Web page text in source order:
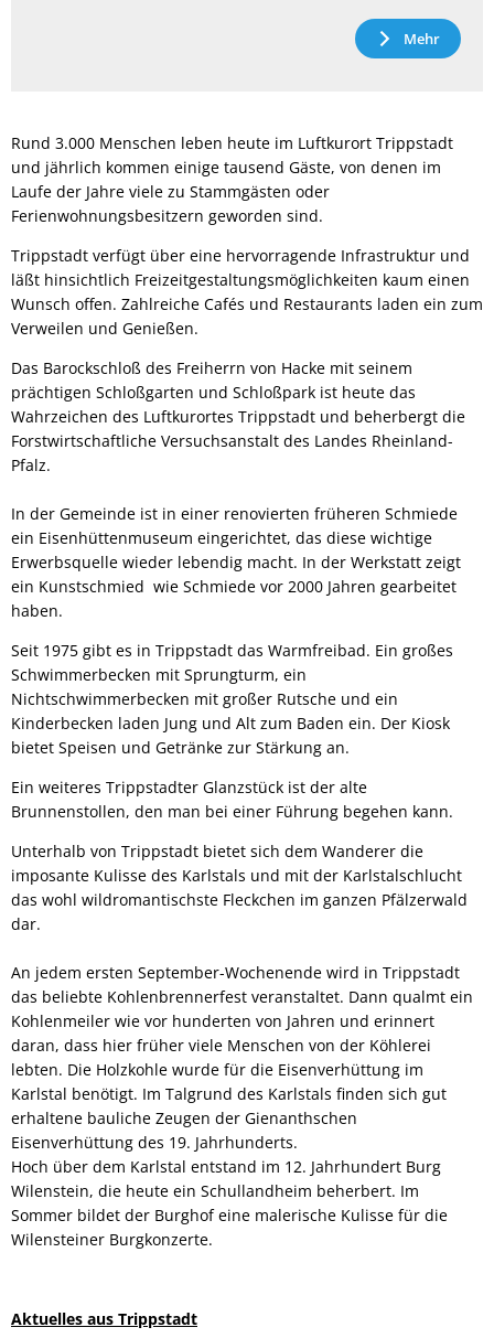
Mehr
Rund 3.000 Menschen leben heute im Luftkurort Trippstadt
und jährlich kommen einige tausend Gäste, von denen im
Laufe der Jahre viele zu Stammgästen oder
Ferienwohnungsbesitzern geworden sind.
Trippstadt verfügt über eine hervorragende Infrastruktur und
läßt hinsichtlich Freizeitgestaltungsmöglichkeiten kaum einen
Wunsch offen. Zahlreiche Cafés und Restaurants laden ein zum
Verweilen und Genießen.
Das Barockschloß des Freiherrn von Hacke mit seinem
prächtigen Schloßgarten und Schloßpark ist heute das
Wahrzeichen des Luftkurortes Trippstadt und beherbergt die
Forstwirtschaftliche Versuchsanstalt des Landes Rheinland-
Pfalz.
In der Gemeinde ist in einer renovierten früheren Schmiede
ein Eisenhüttenmuseum eingerichtet, das diese wichtige
Erwerbsquelle wieder lebendig macht. In der Werkstatt zeigt
ein Kunstschmied wie Schmiede vor 2000 Jahren gearbeitet
haben.
Seit 1975 gibt es in Trippstadt das Warmfreibad. Ein großes
Schwimmerbecken mit Sprungturm, ein
Nichtschwimmerbecken mit großer Rutsche und ein
Kinderbecken laden Jung und Alt zum Baden ein. Der Kiosk
bietet Speisen und Getränke zur Stärkung an.
Ein weiteres Trippstadter Glanzstück ist der alte
Brunnenstollen, den man bei einer Führung begehen kann.
Unterhalb von Trippstadt bietet sich dem Wanderer die
imposante Kulisse des Karlstals und mit der Karlstalschlucht
das wohl wildromantischste Fleckchen im ganzen Pfälzerwald
dar.
An jedem ersten September-Wochenende wird in Trippstadt
das beliebte Kohlenbrennerfest veranstaltet. Dann qualmt ein
Kohlenmeiler wie vor hunderten von Jahren und erinnert
daran, dass hier früher viele Menschen von der Köhlerei
lebten. Die Holzkohle wurde für die Eisenverhüttung im
Karlstal benötigt. Im Talgrund des Karlstals finden sich gut
erhaltene bauliche Zeugen der Gienanthschen
Eisenverhüttung des 19. Jahrhunderts.
Hoch über dem Karlstal entstand im 12. Jahrhundert Burg
Wilenstein, die heute ein Schullandheim beherbert. Im
Sommer bildet der Burghof eine malerische Kulisse für die
Wilensteiner Burgkonzerte.
Aktuelles aus Trippstadt